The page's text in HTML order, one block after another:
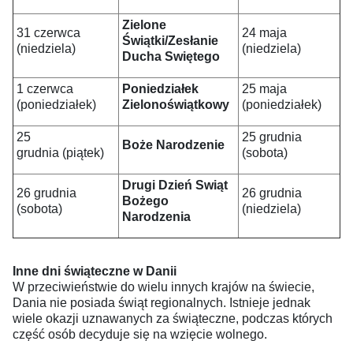
31 czerwca
(niedziela)
Zielone
Świątki/Zesłanie
Ducha Swiętego
24 maja
(niedziela)
1 czerwca
(poniedziałek)
Poniedziałek
Zielonoświątkowy
25 maja
(poniedziałek)
25
grudnia (piątek)
Boże Narodzenie
25 grudnia
(sobota)
26 grudnia
(sobota)
Drugi Dzień Swiąt
Bożego
Narodzenia
26 grudnia
(niedziela)
Inne dni świąteczne w Danii
W przeciwieństwie do wielu innych krajów na świecie,
Dania nie posiada świąt regionalnych. Istnieje jednak
wiele okazji uznawanych za świąteczne, podczas których
część osób decyduje się na wzięcie wolnego.